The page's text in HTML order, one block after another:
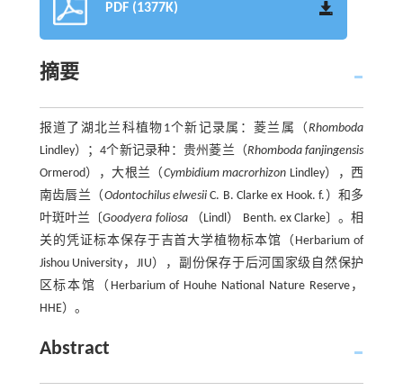
PDF (1377K)
摘要
报道了湖北兰科植物1个新记录属：菱兰属（Rhomboda
Lindley）；4个新记录种：贵州菱兰（Rhomboda fanjingensis
Ormerod），大根兰（Cymbidium macrorhizon Lindley），西
南齿唇兰（Odontochilus elwesiiC. B. Clarke ex Hook. f.）和多
叶斑叶兰〔Goodyera foliosa（Lindl） Benth. ex Clarke〕。相
关的凭证标本保存于吉首大学植物标本馆（Herbarium of
Jishou University，JIU），副份保存于后河国家级自然保护
区标本馆（Herbarium of Houhe National Nature Reserve，
HHE）。
Abstract